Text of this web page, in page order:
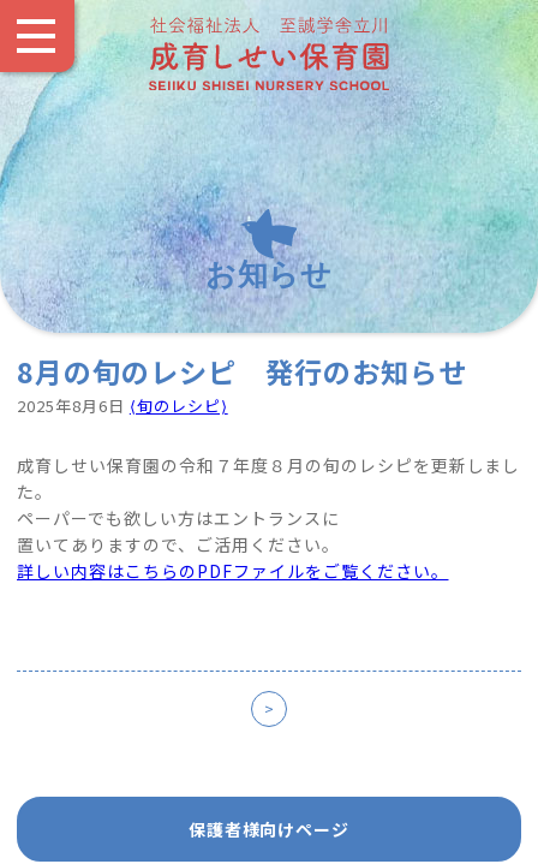
お知らせ
8月の旬のレシピ 発行のお知らせ
2025年8月6日 ⟨旬のレシピ⟩
成育しせい保育園の令和７年度８月の旬のレシピを更新しまし
た。
ペーパーでも欲しい方はエントランスに
置いてありますので、ご活用ください。
詳しい内容はこちらのPDFファイルをご覧ください。
>
保護者様向けページ